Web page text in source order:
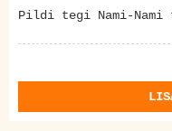
Pildi tegi Nami-Nami